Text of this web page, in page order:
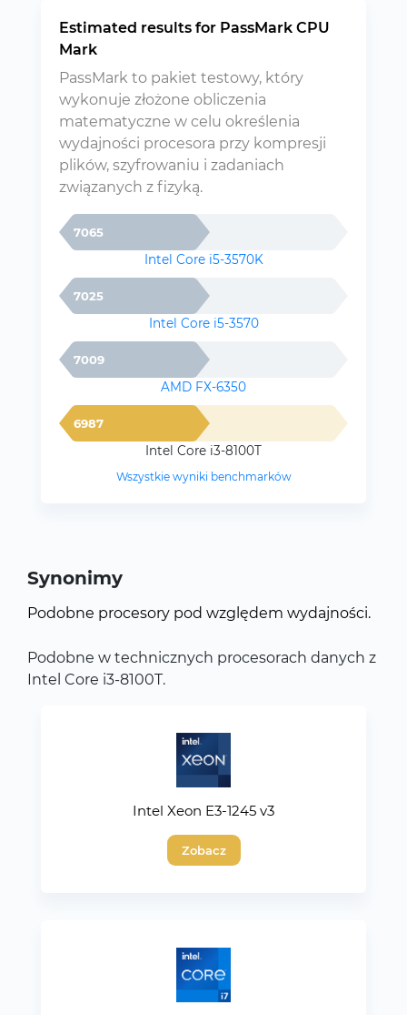
Estimated results for PassMark CPU
Mark
PassMark to pakiet testowy, który
wykonuje złożone obliczenia
matematyczne w celu określenia
wydajności procesora przy kompresji
plików, szyfrowaniu i zadaniach
związanych z fizyką.
7065
Intel Core i5-3570K
7025
Intel Core i5-3570
7009
AMD FX-6350
6987
Intel Core i3-8100T
Wszystkie wyniki benchmarków
Synonimy
Podobne procesory pod względem wydajności.
Podobne w technicznych procesorach danych z
Intel Core i3-8100T.
Intel Xeon E3-1245 v3
Zobacz